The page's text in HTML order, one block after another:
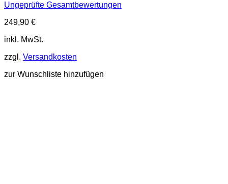
auf.
Optionen
können
auf
der
Produktseite
gewählt
Ungeprüfte Gesamtbewertungen
249,90 €
inkl. MwSt.
zzgl. Versandkosten
zur Wunschliste hinzufügen